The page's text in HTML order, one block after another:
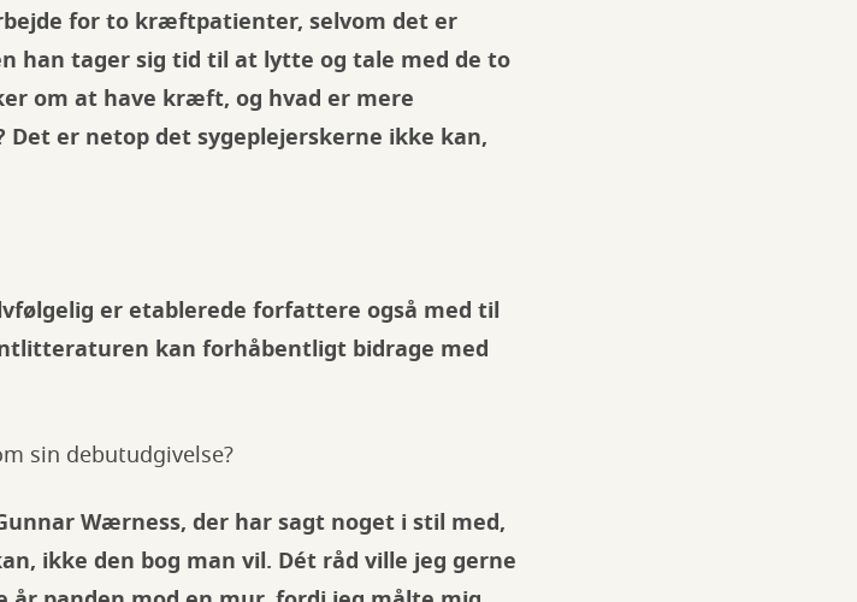
for to kræftpatienter, selvom det er
han tager sig tid til at lytte og tale med de to
om at have kræft, og hvad er mere
Det er netop det sygeplejerskerne ikke kan,
er etablerede forfattere også med til
kan forhåbentligt bidrage med
sin debutudgivelse?
Wærness, der har sagt noget i stil med,
ikke den bog man vil. Dét råd ville jeg gerne